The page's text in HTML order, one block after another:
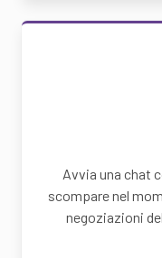
Avvia una chat
scompare nel
negoziazioni